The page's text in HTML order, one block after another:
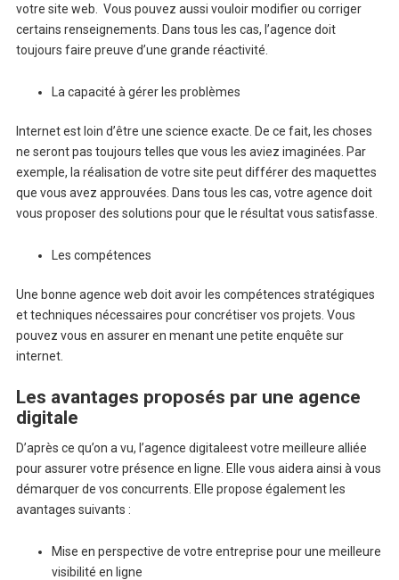
votre site web. Vous pouvez aussi vouloir modifier ou corriger
certains renseignements. Dans tous les cas, l’agence doit
toujours faire preuve d’une grande réactivité.
La capacité à gérer les problèmes
Internet est loin d’être une science exacte. De ce fait, les choses
ne seront pas toujours telles que vous les aviez imaginées. Par
exemple, la réalisation de votre site peut différer des maquettes
que vous avez approuvées. Dans tous les cas, votre agence doit
vous proposer des solutions pour que le résultat vous satisfasse.
Les compétences
Une bonne agence web doit avoir les compétences stratégiques
et techniques nécessaires pour concrétiser vos projets. Vous
pouvez vous en assurer en menant une petite enquête sur
internet.
Les avantages proposés par une agence
digitale
D’après ce qu’on a vu, l’agence digitaleest votre meilleure alliée
pour assurer votre présence en ligne. Elle vous aidera ainsi à vous
démarquer de vos concurrents. Elle propose également les
avantages suivants :
Mise en perspective de votre entreprise pour une meilleure
visibilité en ligne